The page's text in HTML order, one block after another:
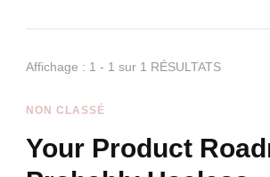
Affichage : 1 - 1 sur 1 RÉSULTATS
NON CLASSÉ
Your Product